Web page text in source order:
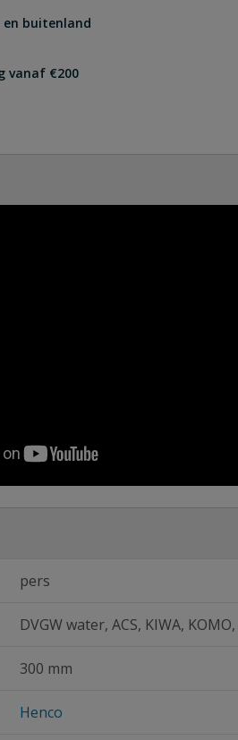
en buitenland
vanaf €200
pers
DVGW water, ACS, KIWA, KOMO,
300 mm
Henco